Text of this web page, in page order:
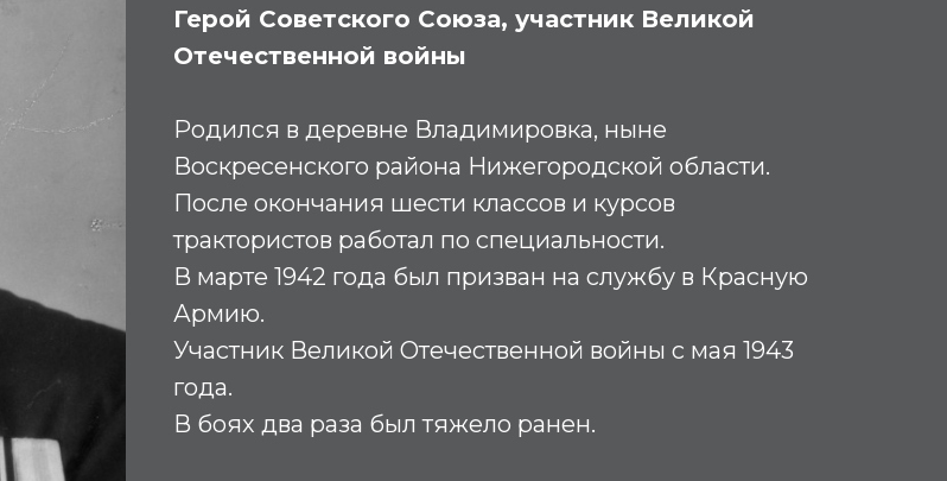
Герой Советского Союза, участник Великой
Отечественной войны
Родился в деревне Владимировка, ныне
Воскресенского района Нижегородской области.
После окончания шести классов и курсов
трактористов работал по специальности.
В марте 1942 года был призван на службу в Красную
Армию.
Участник Великой Отечественной войны с мая 1943
года.
В боях два раза был тяжело ранен.